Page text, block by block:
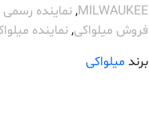
MILWAUKEE
,نماینده رسمی
فروش میلواکی,نماینده
برند میلواکی